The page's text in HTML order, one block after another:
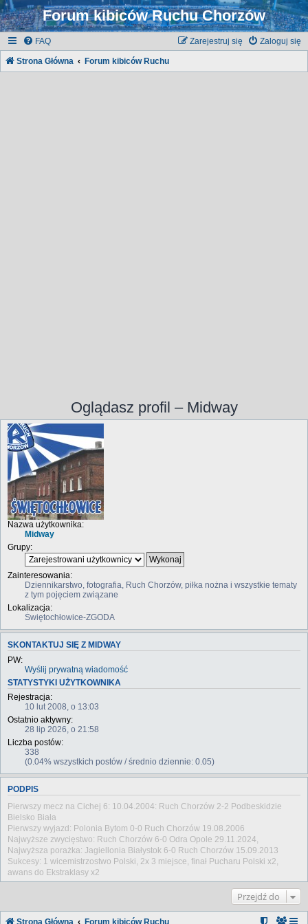
Forum kibiców Ruchu Chorzów
FAQ Zaloguj się
Zarejestruj się
Strona Główna Forum kibiców Ruchu
Oglądasz profil – Midway
Nazwa użytkownika:
Midway
Grupy:
Zainteresowania:
Dziennikarstwo, fotografia, Ruch Chorzów, piłka nożna i wszystkie tematy
z tym pojęciem związane
Lokalizacja:
Świętochłowice-ZGODA
SKONTAKTUJ SIĘ Z MIDWAY
PW:
Wyślij prywatną wiadomość
STATYSTYKI UŻYTKOWNIKA
Rejestracja:
10 lut 2008, o 13:03
Ostatnio aktywny:
28 lip 2026, o 21:58
Liczba postów:
338
(0.04% wszystkich postów / średnio dziennie: 0.05)
PODPIS
Pierwszy mecz na Cichej 6: 10.04.2004: Ruch Chorzów 2-2 Podbeskidzie
Bielsko Biała
Pierwszy wyjazd: Polonia Bytom 0-0 Ruch Chorzów 19.08.2006
Najwyższe zwycięstwo: Ruch Chorzów 6-0 Odra Opole 29.11.2024,
Najwyższa porażka: Jagiellonia Białystok 6-0 Ruch Chorzów 15.09.2013
Sukcesy: 1 wicemistrzostwo Polski, 2x 3 miejsce, finał Pucharu Polski x2,
awans do Ekstraklasy x2
Przejdź do